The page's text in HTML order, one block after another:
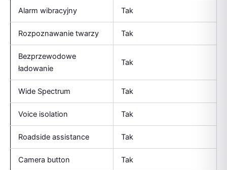
Alarm wibracyjny Tak
Rozpoznawanie twarzy Tak
Bezprzewodowe
ładowanie
Tak
Wide Spectrum Tak
Voice isolation Tak
Roadside assistance Tak
Camera button Tak